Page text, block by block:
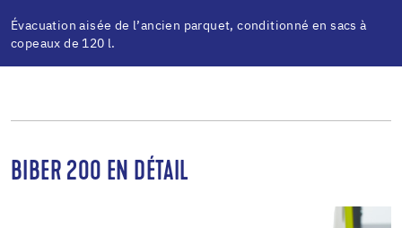
Évacuation aisée de l’ancien parquet, conditionné en sacs à
copeaux de 120 l.
BIBER 200 EN DÉTAIL